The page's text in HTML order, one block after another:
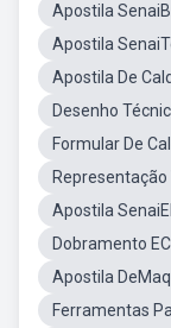
Apostila
Apostila
Apostila De
Desenho
Formular De
Apostila
Dobramento
Apostila
Ferramentas